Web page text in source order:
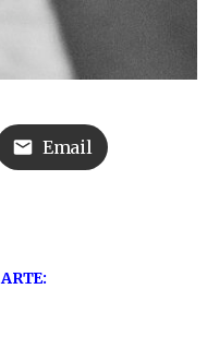
Email